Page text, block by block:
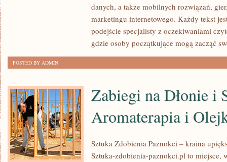
danych, a także mobilnych rozwiązań,
marketingu internetowego. Każdy tekst
podejście specjalisty z oczekiwaniami
gdzie osoby początkujące mogą zacząć
POSTED BY ADMIN
Zabiegi na Dłonie i
Aromaterapia i
Sztuka Zdobienia Paznokci – kraina
Sztuka-zdobienia-paznokci.pl to miejsce,